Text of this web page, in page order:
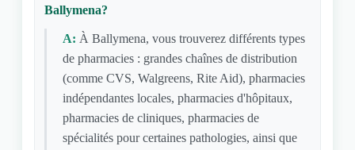
Ballymena?
A: À Ballymena, vous trouverez différents types
de pharmacies : grandes chaînes de distribution
(comme CVS, Walgreens, Rite Aid), pharmacies
indépendantes locales, pharmacies d'hôpitaux,
pharmacies de cliniques, pharmacies de
spécialités pour certaines pathologies, ainsi que